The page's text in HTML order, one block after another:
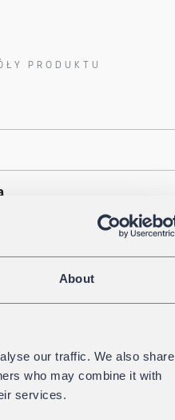
About
our traffic. We also share
who may combine it with
services.
PRODUKTU